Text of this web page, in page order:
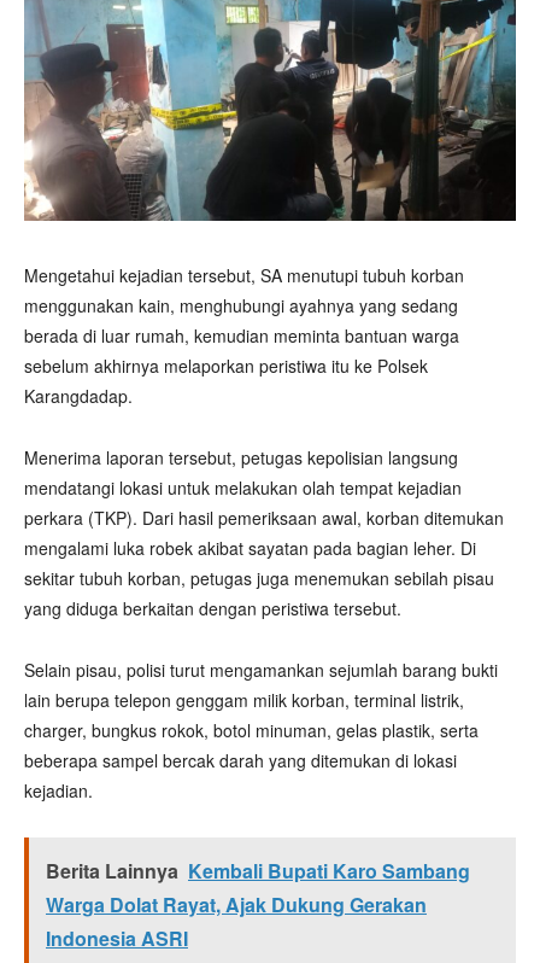
Mengetahui kejadian tersebut, SA menutupi tubuh korban
menggunakan kain, menghubungi ayahnya yang sedang
berada di luar rumah, kemudian meminta bantuan warga
sebelum akhirnya melaporkan peristiwa itu ke Polsek
Karangdadap.
Menerima laporan tersebut, petugas kepolisian langsung
mendatangi lokasi untuk melakukan olah tempat kejadian
perkara (TKP). Dari hasil pemeriksaan awal, korban ditemukan
mengalami luka robek akibat sayatan pada bagian leher. Di
sekitar tubuh korban, petugas juga menemukan sebilah pisau
yang diduga berkaitan dengan peristiwa tersebut.
Selain pisau, polisi turut mengamankan sejumlah barang bukti
lain berupa telepon genggam milik korban, terminal listrik,
charger, bungkus rokok, botol minuman, gelas plastik, serta
beberapa sampel bercak darah yang ditemukan di lokasi
kejadian.
Berita Lainnya Kembali Bupati Karo Sambang
Warga Dolat Rayat, Ajak Dukung Gerakan
Indonesia ASRI